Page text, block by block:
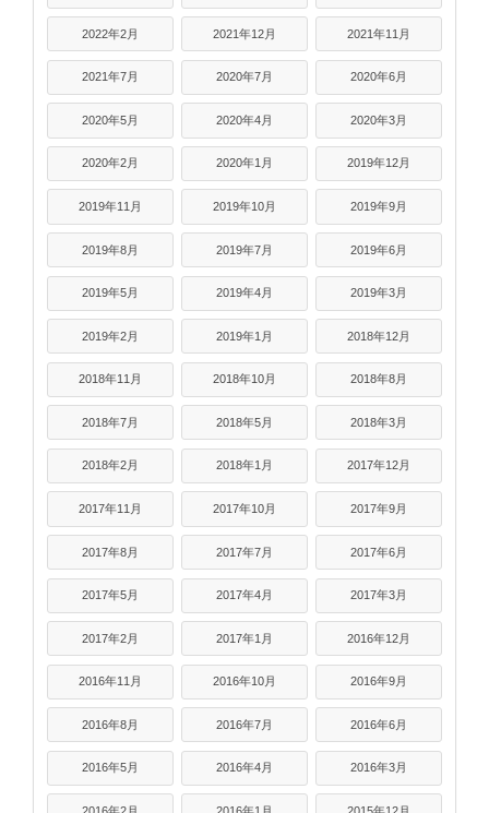
2022年2月 2021年12月 2021年11月
2021年7月 2020年7月 2020年6月
2020年5月 2020年4月 2020年3月
2020年2月 2020年1月 2019年12月
2019年11月 2019年10月 2019年9月
2019年8月 2019年7月 2019年6月
2019年5月 2019年4月 2019年3月
2019年2月 2019年1月 2018年12月
2018年11月 2018年10月 2018年8月
2018年7月 2018年5月 2018年3月
2018年2月 2018年1月 2017年12月
2017年11月 2017年10月 2017年9月
2017年8月 2017年7月 2017年6月
2017年5月 2017年4月 2017年3月
2017年2月 2017年1月 2016年12月
2016年11月 2016年10月 2016年9月
2016年8月 2016年7月 2016年6月
2016年5月 2016年4月 2016年3月